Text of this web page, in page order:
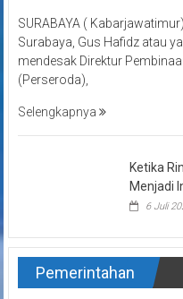
SURABAYA (
Surabaya, Gus Hafidz atau
mendesak Direktur
(Perseroda),
Selengkapnya
Ketika
Menjadi
6 Juli
Pemerintahan